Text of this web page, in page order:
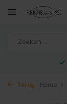
Terug Home